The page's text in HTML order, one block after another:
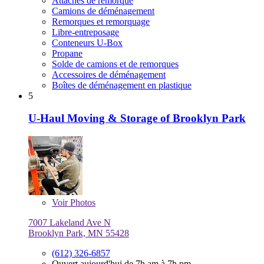
Camions de déménagement
Remorques et remorquage
Libre-entreposage
Conteneurs U-Box
Propane
Solde de camions et de remorques
Accessoires de déménagement
Boîtes de déménagement en plastique
5
U-Haul Moving & Storage of Brooklyn Park
VoirPhotos
7007 Lakeland Ave N
Brooklyn Park, MN 55428
(612) 326-6857